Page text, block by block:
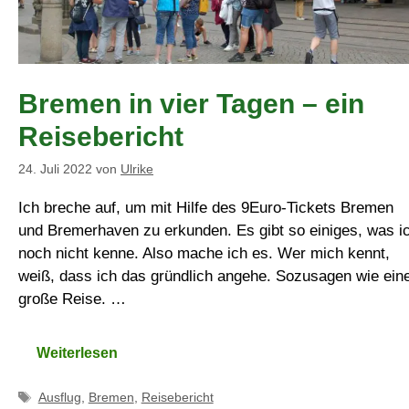
Bremen in vier Tagen – ein
Reisebericht
24. Juli 2022 von Ulrike
Ich breche auf, um mit Hilfe des 9Euro-Tickets Bremen
und Bremerhaven zu erkunden. Es gibt so einiges, was
noch nicht kenne. Also mache ich es. Wer mich kennt,
weiß, dass ich das gründlich angehe. Sozusagen wie
große Reise. …
Weiterlesen
Schlagwörter
Ausflug Bremen Reisebericht